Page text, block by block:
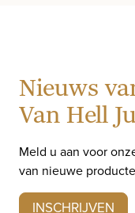
Nieuws
Van Hell
Meld u aan voor
van nieuwe
INSCHRIJVEN